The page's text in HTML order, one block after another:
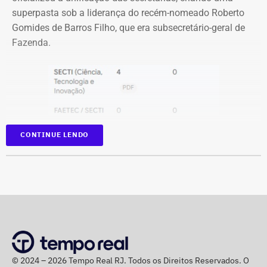
superpasta sob a liderança do recém-nomeado Roberto
Gomides de Barros Filho, que era subsecretário-geral de
Fazenda.
CONTINUE LENDO
© 2024 – 2026 Tempo Real RJ. Todos os Direitos Reservados. O